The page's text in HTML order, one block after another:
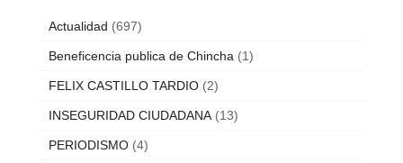
Actualidad (697)
Beneficencia publica de Chincha (1)
FELIX CASTILLO TARDIO (2)
INSEGURIDAD CIUDADANA (13)
PERIODISMO (4)